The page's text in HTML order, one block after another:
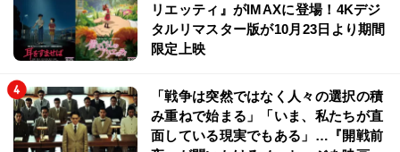
リエッティ』がIMAXに登場！4Kデジ
タルリマスター版が10月23日より期間
限定上映
「戦争は突然ではなく人々の選択の積
み重ねで始まる」「いま、私たちが直
面している現実でもある」…『開戦前